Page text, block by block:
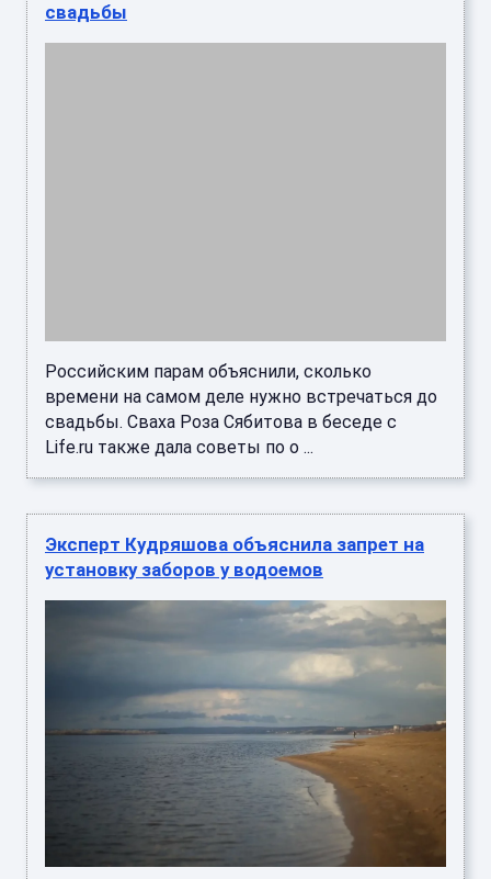
свадьбы
Российским парам объяснили, сколько
времени на самом деле нужно встречаться до
свадьбы. Сваха Роза Сябитова в беседе с
Life.ru также дала советы по о ...
Эксперт Кудряшова объяснила запрет на
установку заборов у водоемов
Покупка земельного участка с выходом к